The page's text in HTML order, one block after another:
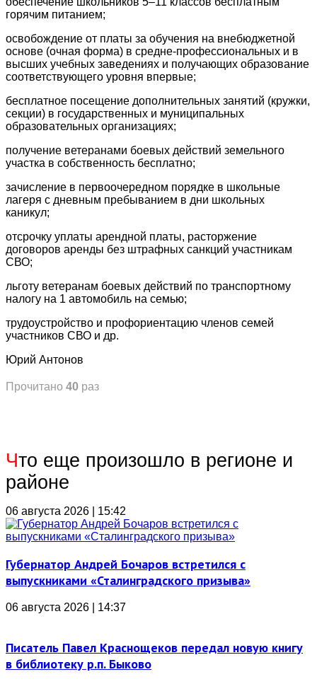
горячим питанием;
освобождение от платы за обучения на внебюджетной
основе (очная форма) в средне-профессиональных и в
высших учебных заведениях и получающих образование
соответствующего уровня впервые;
бесплатное посещение дополнительных занятий (кружки,
секции) в государственных и муниципальных
образовательных организациях;
получение ветеранами боевых действий земельного
участка в собственность бесплатно;
зачисление в первоочередном порядке в школьные
лагеря с дневным пребыванием в дни школьных
каникул;
отсрочку уплаты арендной платы, расторжение
договоров аренды без штрафных санкций участникам
СВО;
льготу ветеранам боевых действий по транспортному
налогу на 1 автомобиль на семью;
трудоустройство и профориентацию членов семей
участников СВО и др.
Юрий Антонов
Прочитано 40 раз
Что еще произошло в регионе и
районе
06 августа 2026 | 15:42
Губернатор Андрей Бочаров встретился с
выпускниками «Сталинградского призыва»
06 августа 2026 | 14:37
Писатель Павел Краснощеков передал новую книгу
в библиотеку р.п. Быково